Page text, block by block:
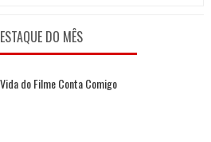
DO MÊS
do Filme Conta Comigo